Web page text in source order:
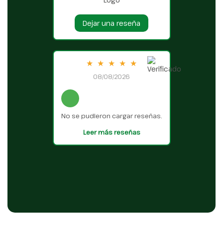
Dejar una reseña
★ ★ ★ ★ ★
08/08/2026
No se pudieron cargar reseñas.
Leer más reseñas